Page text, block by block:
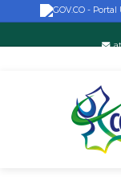
Saltar al contenido